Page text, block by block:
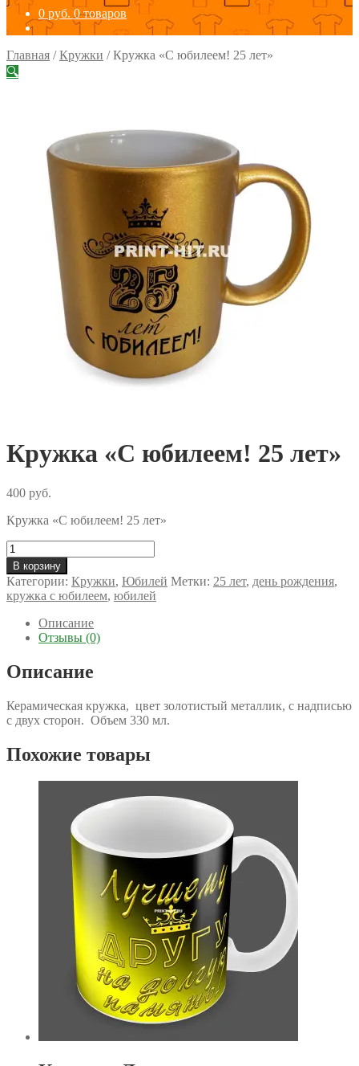
0 руб. 0 товаров
Главная /Кружки /Кружка «С юбилеем! 25 лет»
🔍
Кружка «С юбилеем! 25 лет»
400 руб.
Кружка «С юбилеем! 25 лет»
Количество
товара
Кружка
«С
юбилеем!
лет»
В корзину
Категории: Кружки, Юбилей Метки: 25 лет, день рождения,
кружка с юбилеем, юбилей
Описание
Отзывы (0)
Описание
Керамическая кружка, цвет золотистый металлик, с надписью
с двух сторон. Объем 330 мл.
Похожие товары